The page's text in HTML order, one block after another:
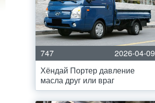
747
2026-04-09
Хёндай Портер давление
масла друг или враг